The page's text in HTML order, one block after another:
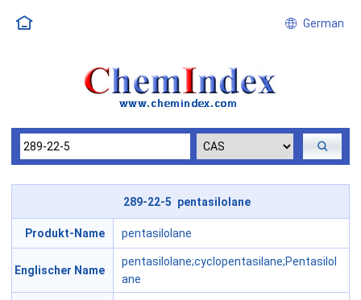
German
289-22-5 pentasilolane
Produkt-Name pentasilolane
Englischer Name
pentasilolane;cyclopentasilane;Pentasilol
ane